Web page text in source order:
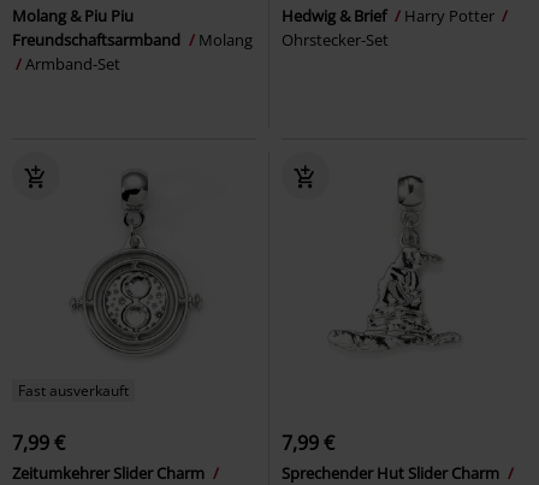
Molang & Piu Piu
Freundschaftsarmband
Molang
Armband-Set
Hedwig & Brief
Harry Potter
Ohrstecker-Set
Fast ausverkauft
7,99 €
Zeitumkehrer Slider Charm
7,99 €
Sprechender Hut Slider Charm